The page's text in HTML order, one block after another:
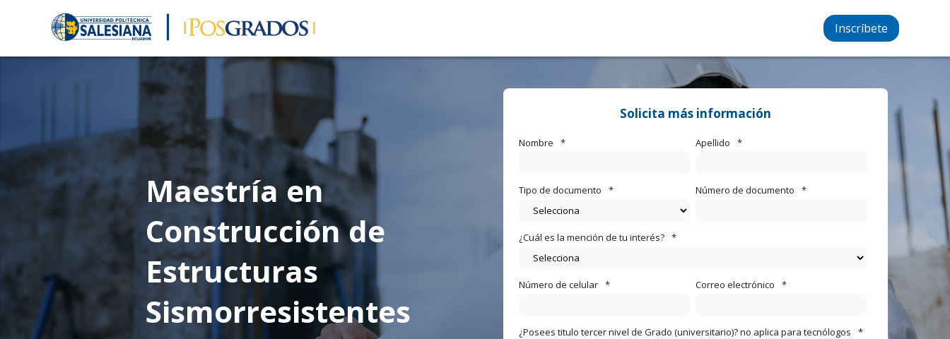
Inscríbete
Maestría en
Construcción de
Estructuras
Sismorresistentes
Solicita más información
Nombre * Apellido *
Tipo de documento * Número de documento *
¿Cuál es la mención de tu interés? *
Número de celular * Correo electrónico *
¿Posees titulo tercer nivel de Grado (universitario)? no aplica para tecnólogos *